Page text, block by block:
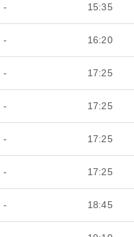
- 15:35
- 16:20
- 17:25
- 17:25
- 17:25
- 17:25
- 18:45